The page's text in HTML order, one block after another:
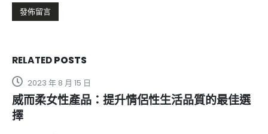
RELATEDPOSTS
2023 年 8 月 15 日
威而柔女性產品：提升情侶性生活品質的最佳選
擇